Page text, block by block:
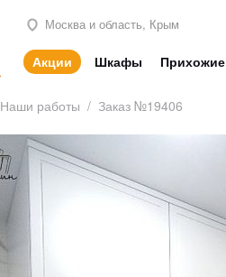
Москва и область, Крым
Акции Шкафы Прихожие
Наши работы / Заказ №19406